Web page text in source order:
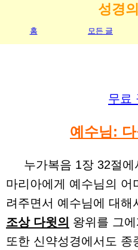
성경
홈 모든 글
무료
예수님:
누가복음 1장 32절에
마리아에게 예수님의
려주면서 예수님에 대해
조상 다윗의 왕위를 그
또한 신약성경에서도 종